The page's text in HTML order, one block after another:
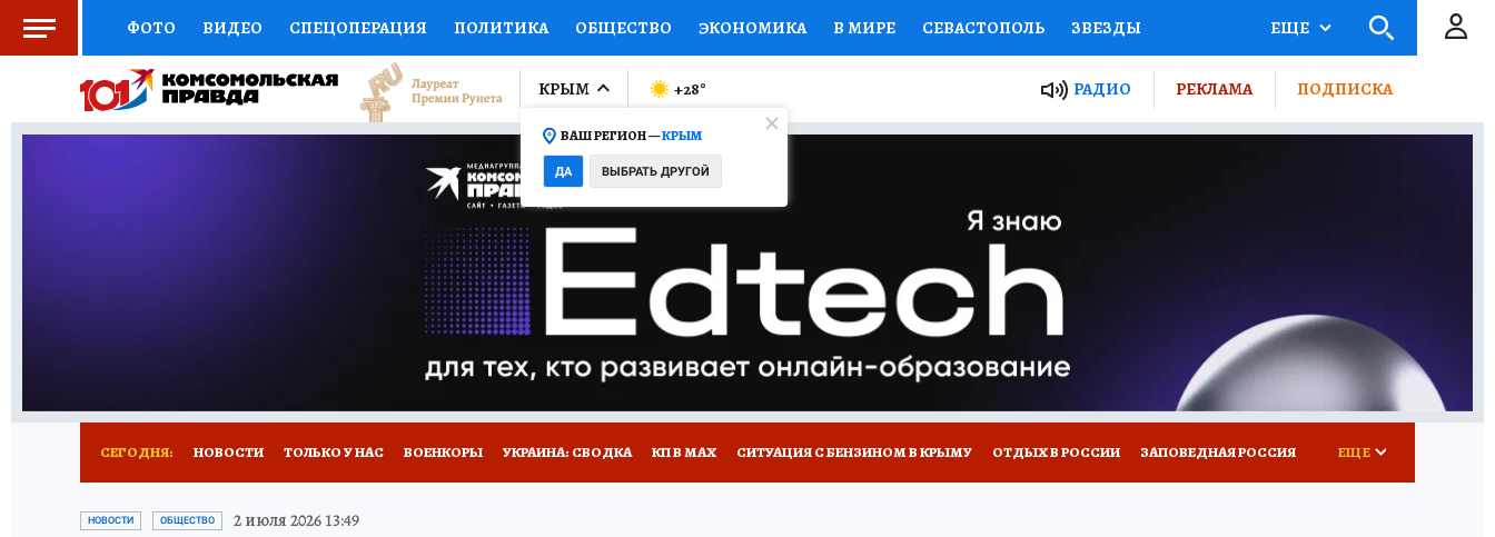
ФОТО ВИДЕО СПЕЦОПЕРАЦИЯ ПОЛИТИКА ОБЩЕСТВО ЭКОНОМИКА В МИРЕ СЕВАСТОПОЛЬ ЗВЕЗДЫ
ЗДОРОВЬЕ СОЦПОДДЕРЖКА НАУКА СПОРТ КОЛУМНИСТЫ НАЦИОНАЛЬНЫЕ ПРОЕКТЫ РОССИИ
ВЫБОР ЭКСПЕРТОВ ДОКТОР ФИНАНСЫ ОТКРЫВАЕМ МИР СЕМЬЯ ЖЕНСКИЕ СЕКРЕТЫ ПУТЕВОДИТЕЛЬ
ПРОГНОЗЫ НА СПОРТ ПРОМОКОДЫ СЕРИАЛЫ
ТЕЛЕВИЗОР КОНКУРСЫ РАБОТА У НАС ГИД ПОТРЕБИТЕЛЯ
НОВОЕ НА САЙТЕ
ЕЩЕ
КРЫМ
ВАШ РЕГИОН —КРЫМ
ДА ВЫБРАТЬ ДРУГОЙ
+28° РАДИО РЕКЛАМА ПОДПИСКА
СЕГОДНЯ: НОВОСТИ ТОЛЬКО У НАС ВОЕНКОРЫ УКРАИНА: СВОДКА КП В МАХ СИТУАЦИЯ С БЕНЗИНОМ В КРЫМУ ОТДЫХ В РОССИИ ЗАПОВЕДНАЯ РОССИЯ
СИТУАЦИЯ С МАЗУТОМ В КРЫМУ
ЕЩЕ
НОВОСТИ ОБЩЕСТВО 2 июля 2026 13:49